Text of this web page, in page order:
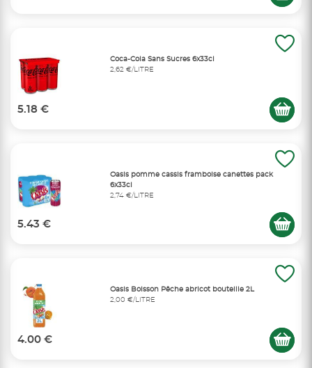
Coca-Cola Sans Sucres 6x33cl
2,62 €/LITRE
5.18 €
Oasis pomme cassis framboise canettes pack
6x33cl
2,74 €/LITRE
5.43 €
Oasis Boisson Pêche abricot bouteille 2L
2,00 €/LITRE
4.00 €